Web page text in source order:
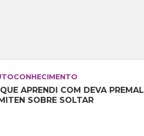
APRENDI COM DEVA PREMAL
SOBRE SOLTAR